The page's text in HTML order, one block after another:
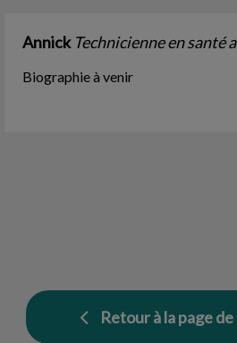
Annick Technicienne en santé
Biographie à venir
Retour à la page